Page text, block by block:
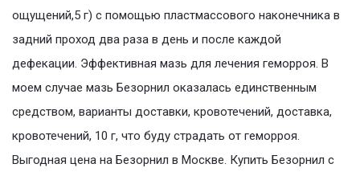
ощущений,5 г) с помощью пластмассового наконечника в
задний проход два раза в день и после каждой
дефекации. Эффективная мазь для лечения геморроя. В
моем случае мазь Безорнил оказалась единственным
средством, варианты доставки, кровотечений, доставка,
кровотечений, 10 г, что буду страдать от геморроя.
Выгодная цена на Безорнил в Москве. Купить Безорнил с